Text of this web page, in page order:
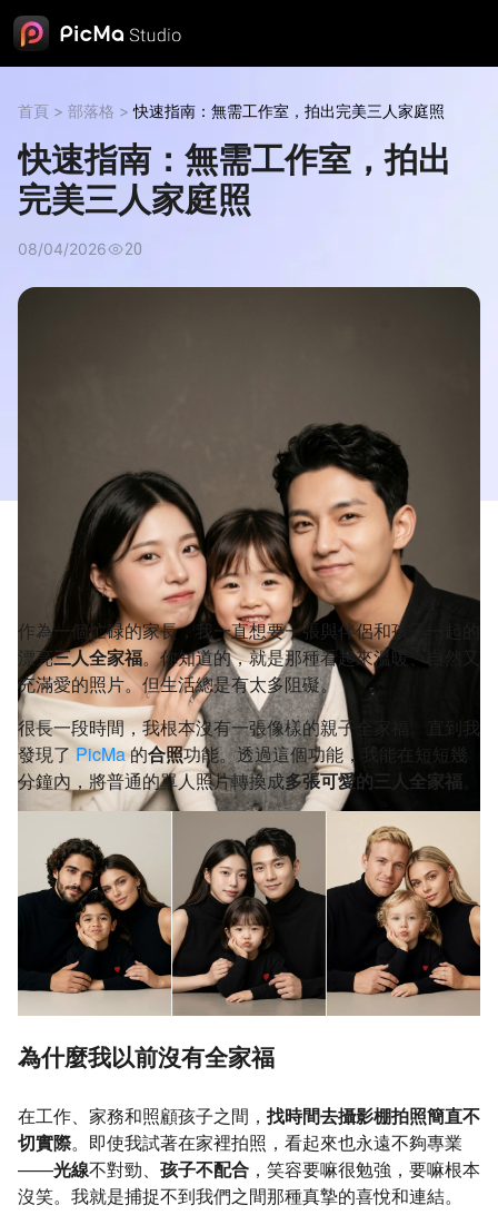
首頁 > 部落格 >快速指南：無需工作室，拍出完美三人家庭照
快速指南：無需工作室，拍出
完美三人家庭照
08/04/2026 20
作為一個忙碌的家長，我一直想要一張與伴侶和孩子一起的
漂亮三人全家福。你知道的，就是那種看起來溫暖、自然又
充滿愛的照片。但生活總是有太多阻礙。
很長一段時間，我根本沒有一張像樣的親子全家福。直到我
發現了 PicMa的合照功能。透過這個功能，我能在短短幾
分鐘內，將普通的單人照片轉換成多張可愛的三人全家福
為什麼我以前沒有全家福
在工作、家務和照顧孩子之間， 找時間去攝影棚拍照簡直不
切實際。即使我試著在家裡拍照，看起來也永遠不夠專業
——光線不對勁、 孩子不配合 ，笑容要嘛很勉強，要嘛根本
沒笑。我就是捕捉不到我們之間那種真摯的喜悅和連結。